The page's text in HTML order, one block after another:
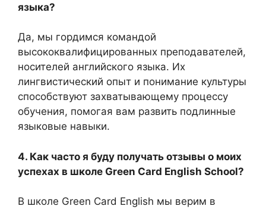
языка?
Да, мы гордимся командой
высококвалифицированных преподавателей,
носителей английского языка. Их
лингвистический опыт и понимание культуры
способствуют захватывающему процессу
обучения, помогая вам развить подлинные
языковые навыки.
4. Как часто я буду получать отзывы о моих
успехах в школе Green Card English School?
В школе Green Card English мы верим в